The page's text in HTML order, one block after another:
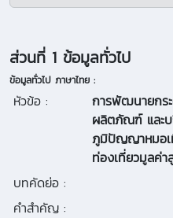
ส่วนที่ 1 ข้อมูลทั่วไป
ข้อมูลทั่วไป ภาษาไทย :
หัวข้อ :
การพัฒนายกร
ผลิตภัณฑ์ และ
ภูมิปัญญาหมอเ
ท่องเที่ยวมูลค่า
บทคัดย่อ :
คำสำคัญ :